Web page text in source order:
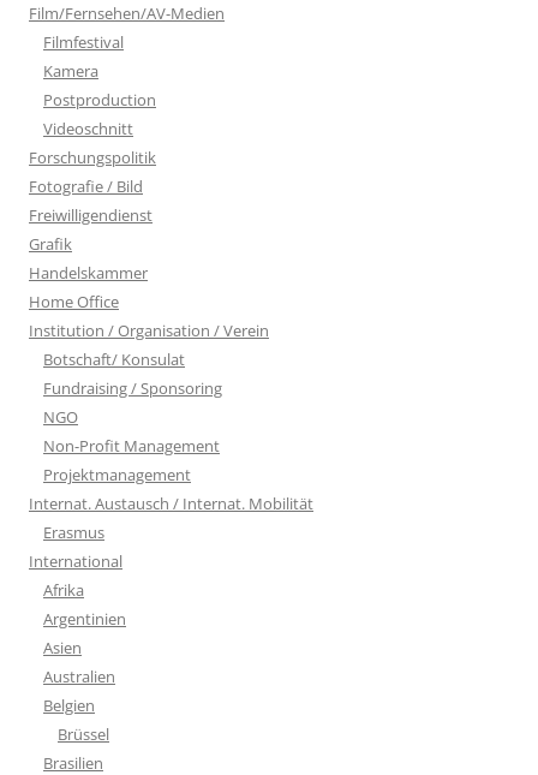
Film/Fernsehen/AV-Medien
Filmfestival
Kamera
Postproduction
Videoschnitt
Forschungspolitik
Fotografie / Bild
Freiwilligendienst
Grafik
Handelskammer
Home Office
Institution / Organisation / Verein
Botschaft/ Konsulat
Fundraising / Sponsoring
NGO
Non-Profit Management
Projektmanagement
Internat. Austausch / Internat. Mobilität
Erasmus
International
Afrika
Argentinien
Asien
Australien
Belgien
Brüssel
Brasilien